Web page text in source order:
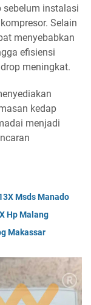
sebelum instalasi
Selain
menyebabkan
efisiensi
meningkat.
kedap
menjadi
Msds Manado
Hp Malang
Makassar